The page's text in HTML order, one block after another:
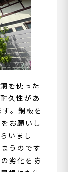
を使った
久性があ
。銅板を
お願いし
いまし
うのです
劣化を防